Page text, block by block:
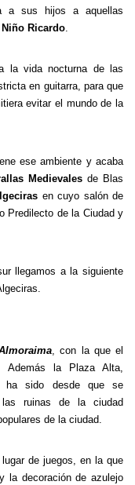
a sus hijos a aquellas
Niño Ricardo.
la vida nocturna de las
en guitarra, para que
evitar el mundo de la
ese ambiente y acaba
Medievalesde Blas
en cuyo salón de
Predilecto de la Ciudad y
llegamos a la siguiente
, con la que el
Además la Plaza Alta,
sido desde que se
las ruinas de la ciudad
de la ciudad.
de juegos, en la que
la decoración de azulejo